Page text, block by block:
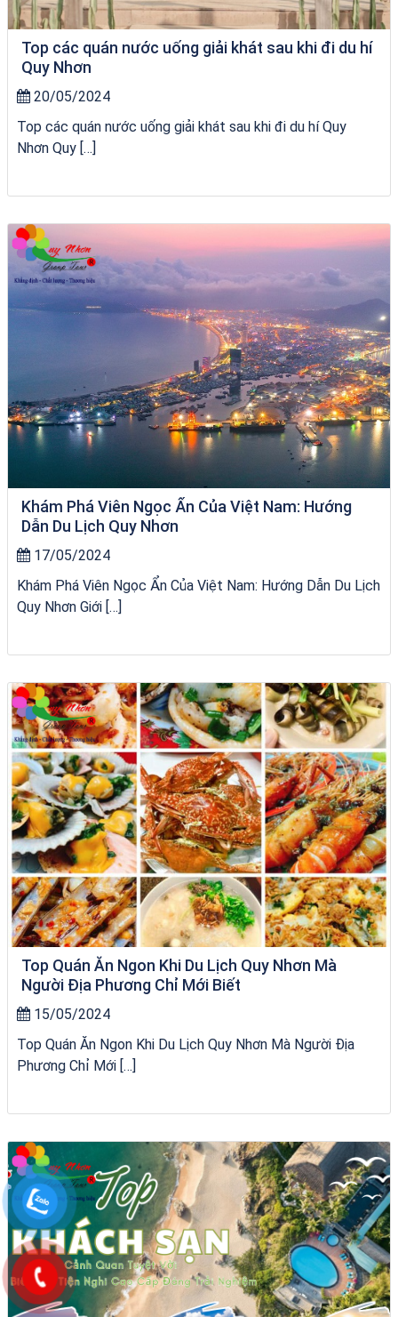
Top các quán nước uống giải khát sau khi đi du hí
Quy Nhơn
20/05/2024
Top các quán nước uống giải khát sau khi đi du hí Quy
Nhơn Quy […]
Khám Phá Viên Ngọc Ẩn Của Việt Nam: Hướng
Dẫn Du Lịch Quy Nhơn
17/05/2024
Khám Phá Viên Ngọc Ẩn Của Việt Nam: Hướng Dẫn Du Lịch
Quy Nhơn Giới […]
Tour Quy Nhơn 3 Đảo
Top Quán Ăn Ngon Khi Du Lịch Quy Nhơn Mà
Người Địa Phương Chỉ Mới Biết
15/05/2024
Top Quán Ăn Ngon Khi Du Lịch Quy Nhơn Mà Người Địa
Phương Chỉ Mới […]
Tour Quy Nhơn 3 Đảo